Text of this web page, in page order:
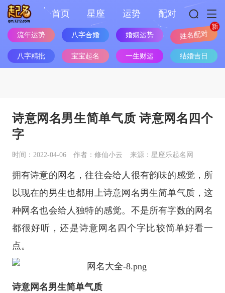
首页 星座 运势 配对
流年运势 八字合婚 婚姻运势 姓名配对
八字精批 宝宝起名 一生财运 结婚吉日
诗意网名男生简单气质 诗意网名四个
字
时间：2022-04-06 作者：修仙小云 来源：星座乐起名网
拥有诗意的网名，往往会给人很有韵味的感觉，所
以现在的男生也都用上诗意网名男生简单气质，这
种网名也会给人独特的感觉。不是所有字数的网名
都很好听，还是诗意网名四个字比较简单好看一
点。
诗意网名男生简单气质